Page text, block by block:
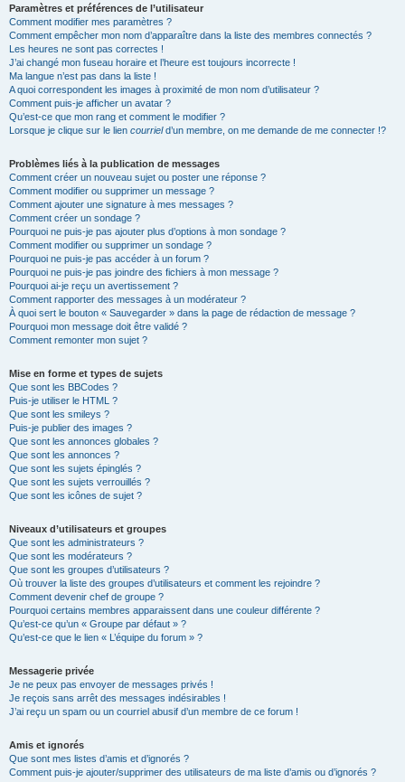
Paramètres et préférences de l’utilisateur
Comment modifier mes paramètres ?
Comment empêcher mon nom d’apparaître dans la liste des membres connectés ?
Les heures ne sont pas correctes !
J’ai changé mon fuseau horaire et l’heure est toujours incorrecte !
Ma langue n’est pas dans la liste !
A quoi correspondent les images à proximité de mon nom d’utilisateur ?
Comment puis-je afficher un avatar ?
Qu’est-ce que mon rang et comment le modifier ?
Lorsque je clique sur le lien courrield’un membre, on me demande de me connecter !?
Problèmes liés à la publication de messages
Comment créer un nouveau sujet ou poster une réponse ?
Comment modifier ou supprimer un message ?
Comment ajouter une signature à mes messages ?
Comment créer un sondage ?
Pourquoi ne puis-je pas ajouter plus d’options à mon sondage ?
Comment modifier ou supprimer un sondage ?
Pourquoi ne puis-je pas accéder à un forum ?
Pourquoi ne puis-je pas joindre des fichiers à mon message ?
Pourquoi ai-je reçu un avertissement ?
Comment rapporter des messages à un modérateur ?
À quoi sert le bouton « Sauvegarder » dans la page de rédaction de message ?
Pourquoi mon message doit être validé ?
Comment remonter mon sujet ?
Mise en forme et types de sujets
Que sont les BBCodes ?
Puis-je utiliser le HTML ?
Que sont les smileys ?
Puis-je publier des images ?
Que sont les annonces globales ?
Que sont les annonces ?
Que sont les sujets épinglés ?
Que sont les sujets verrouillés ?
Que sont les icônes de sujet ?
Niveaux d’utilisateurs et groupes
Que sont les administrateurs ?
Que sont les modérateurs ?
Que sont les groupes d’utilisateurs ?
Où trouver la liste des groupes d’utilisateurs et comment les rejoindre ?
Comment devenir chef de groupe ?
Pourquoi certains membres apparaissent dans une couleur différente ?
Qu’est-ce qu’un « Groupe par défaut » ?
Qu’est-ce que le lien « L’équipe du forum » ?
Messagerie privée
Je ne peux pas envoyer de messages privés !
Je reçois sans arrêt des messages indésirables !
J’ai reçu un spam ou un courriel abusif d’un membre de ce forum !
Amis et ignorés
Que sont mes listes d’amis et d’ignorés ?
Comment puis-je ajouter/supprimer des utilisateurs de ma liste d’amis ou d’ignorés ?